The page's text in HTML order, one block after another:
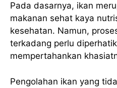
Pada dasarnya, ikan
makanan sehat kaya
kesehatan. Namun,
terkadang perlu
mempertahankan
Pengolahan ikan yang